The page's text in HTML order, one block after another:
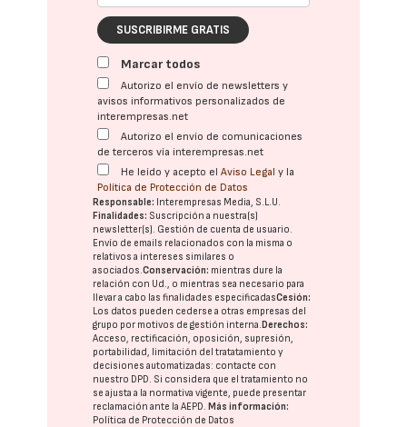
SUSCRIBIRME GRATIS
Marcar todos
Autorizo el envío de newsletters y
avisos informativos personalizados de
interempresas.net
Autorizo el envío de comunicaciones
de terceros vía interempresas.net
He leído y acepto elAviso Legal y la
Política de Protección de Datos
Responsable: Interempresas Media, S.L.U.
Finalidades: Suscripción a nuestra(s)
newsletter(s). Gestión de cuenta de usuario.
Envío de emails relacionados con la misma o
relativos a intereses similares o
asociados.Conservación: mientras dure la
relación con Ud., o mientras sea necesario para
llevar a cabo las finalidades especificadasCesión:
Los datos pueden cederse a otras empresas del
grupo por motivos de gestión interna.Derechos:
Acceso, rectificación, oposición, supresión,
portabilidad, limitación del tratatamiento y
decisiones automatizadas: contacte con
nuestro DPD . Si considera que el tratamiento no
se ajusta a la normativa vigente, puede presentar
reclamación ante laAEPD .Más información:
Política de Protección de Datos